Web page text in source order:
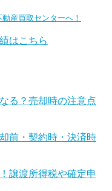
産買取センターへ！
はこちら
る？売却時の注意点
前・契約時・決済時
譲渡所得税や確定申